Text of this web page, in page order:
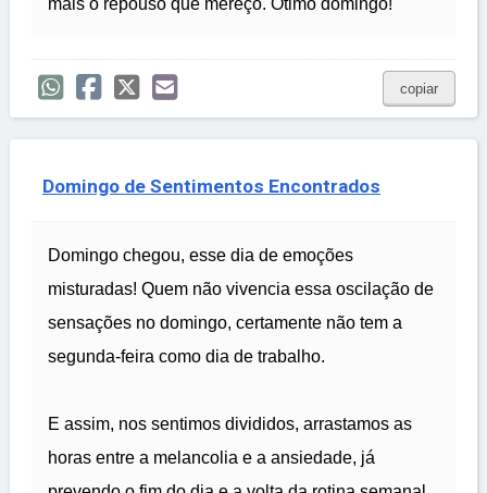
mais o repouso que mereço. Ótimo domingo!
copiar
Domingo de Sentimentos Encontrados
Domingo chegou, esse dia de emoções
misturadas! Quem não vivencia essa oscilação de
sensações no domingo, certamente não tem a
segunda-feira como dia de trabalho.
E assim, nos sentimos divididos, arrastamos as
horas entre a melancolia e a ansiedade, já